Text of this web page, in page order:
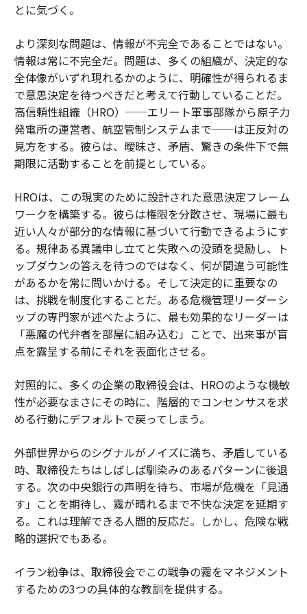
とに気づく。
より深刻な問題は、情報が不完全であることではない。
情報は常に不完全だ。問題は、多くの組織が、決定的な
全体像がいずれ現れるかのように、明確性が得られるま
で意思決定を待つべきだと考えて行動していることだ。
高信頼性組織（HRO）──エリート軍事部隊から原子力
発電所の運営者、航空管制システムまで──は正反対の
見方をする。彼らは、曖昧さ、矛盾、驚きの条件下で無
期限に活動することを前提としている。
HROは、この現実のために設計された意思決定フレーム
ワークを構築する。彼らは権限を分散させ、現場に最も
近い人々が部分的な情報に基づいて行動できるようにす
る。規律ある異議申し立てと失敗への没頭を奨励し、ト
ップダウンの答えを待つのではなく、何が間違う可能性
があるかを常に問いかける。そして決定的に重要なの
は、挑戦を制度化することだ。ある危機管理リーダーシ
ップの専門家が述べたように、最も効果的なリーダーは
「悪魔の代弁者を部屋に組み込む」ことで、出来事が盲
点を露呈する前にそれを表面化させる。
対照的に、多くの企業の取締役会は、HROのような機敏
性が必要なまさにその時に、階層的でコンセンサスを求
める行動にデフォルトで戻ってしまう。
外部世界からのシグナルがノイズに満ち、矛盾している
時、取締役たちはしばしば馴染みのあるパターンに後退
する。次の中央銀行の声明を待ち、市場が危機を「見通
す」ことを期待し、霧が晴れるまで不快な決定を延期す
る。これは理解できる人間的反応だ。しかし、危険な戦
略的選択でもある。
イラン紛争は、取締役会でこの戦争の霧をマネジメント
するための3つの具体的な教訓を提供する。